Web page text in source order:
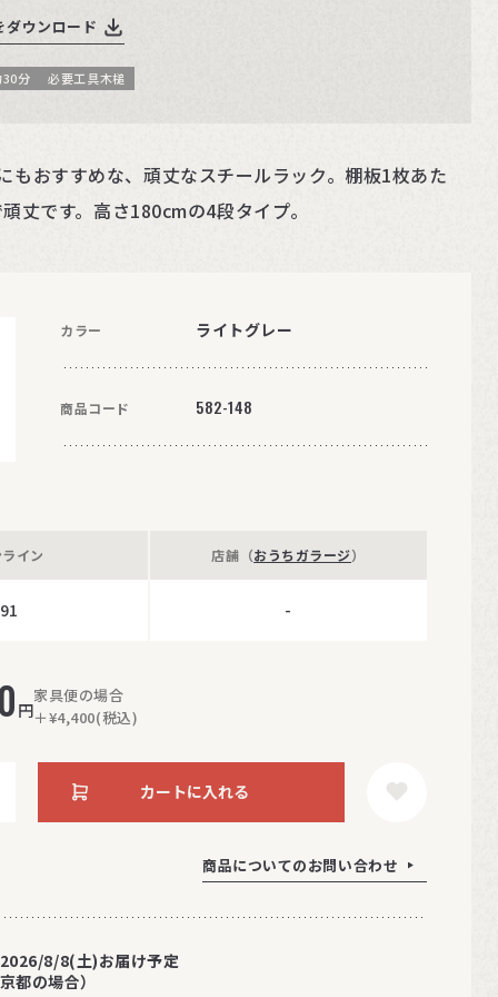
ダウンロード
分 必要工具木槌
もおすすめな、頑丈なスチールラック。棚板1枚あた
丈です。高さ180cmの4段タイプ。
カラー ライトグレー
商品コード 582-148
イン
91
店舗（おうちガラージ）
-
円
家具便の場合
＋¥4,400(税込)
カートに入れる
商品についてのお問い合わせ
8/8(土)お届け予定
都の場合）